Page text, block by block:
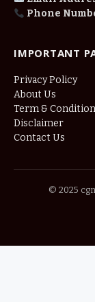
Phone
IMPORTANT
Privacy Policy
About Us
Term &
Disclaimer
Contact Us
© 2025